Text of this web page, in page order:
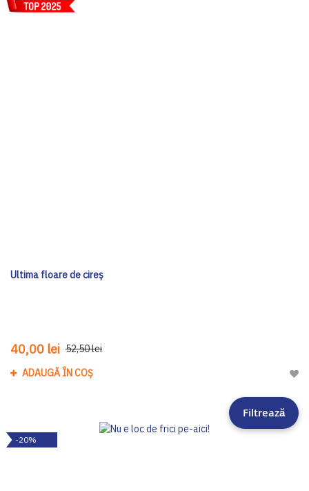
Ultima floare de cireș
40,00 lei 52,50 lei
ADAUGĂ ÎN COȘ
-20%
Filtrează